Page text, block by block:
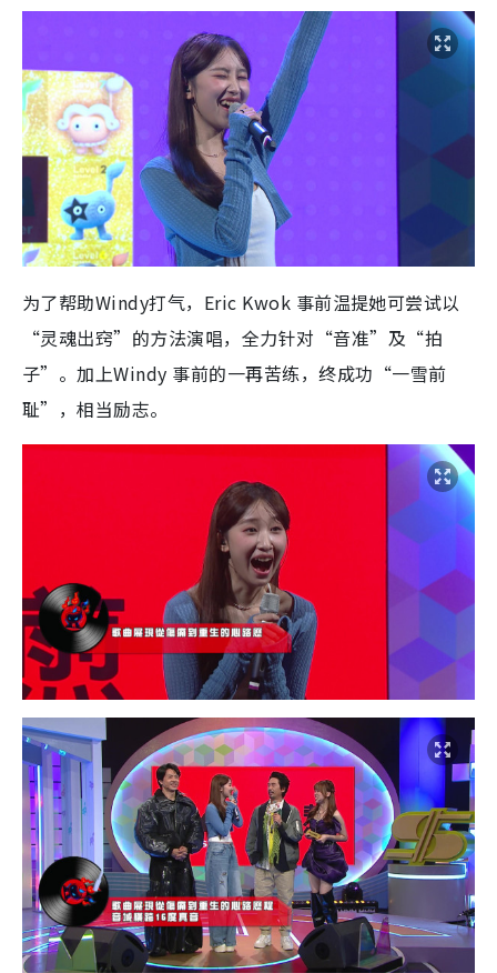
为了帮助Windy打气，Eric Kwok 事前温提她可尝试以
“灵魂出窍”的方法演唱，全力针对“音准”及“拍
子”。加上Windy 事前的一再苦练，终成功“一雪前
耻”，相当励志。